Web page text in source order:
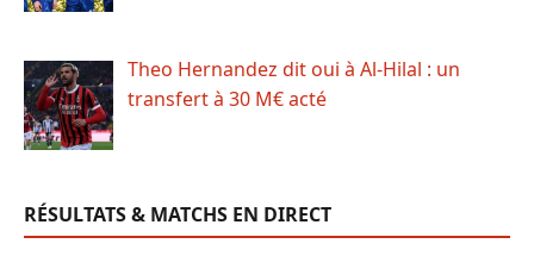
Theo Hernandez dit oui à Al-Hilal : un
transfert à 30 M€ acté
RÉSULTATS & MATCHS EN DIRECT